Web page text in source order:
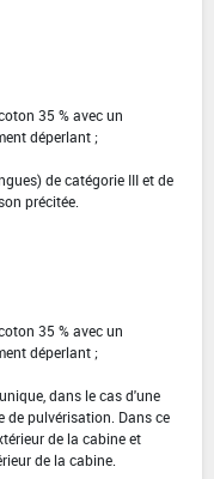
35 % avec un
déperlant ;
de catégorie III et de
précitée.
35 % avec un
déperlant ;
dans le cas d'une
de pulvérisation. Dans ce
de la cabine et
de la cabine.